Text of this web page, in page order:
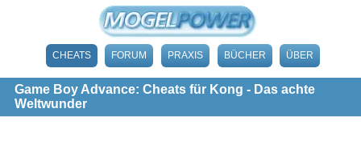
CHEATS FORUM PRAXIS BÜCHER ÜBER
Game Boy Advance: Cheats für Kong - Das achte
Weltwunder